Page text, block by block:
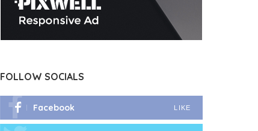
FOLLOW SOCIALS
Facebook LIKE